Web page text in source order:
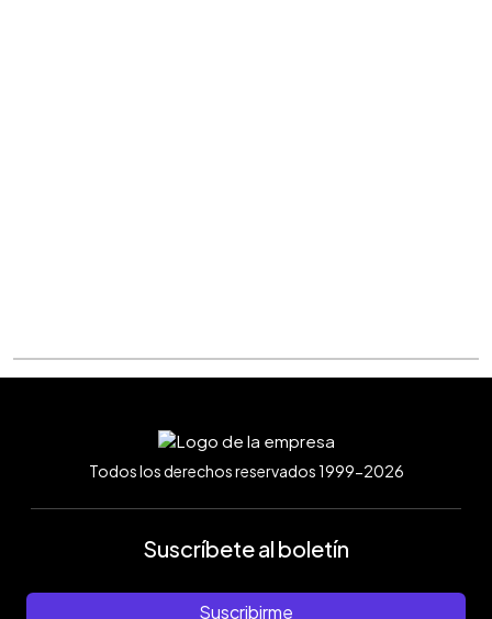
Todos los derechos reservados 1999-2026
Suscríbete al boletín
Suscribirme